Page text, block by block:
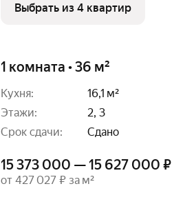
Выбрать из 4 квартир
1 комната • 36 м²
Кухня:
16,1 м²
Этажи:
2, 3
Срок сдачи:
Сдано
15 373 000 — 15 627 000 ₽
от 427 027 ₽ за м²